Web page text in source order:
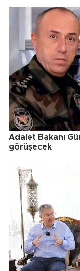
Adalet Bakanı
görüşecek